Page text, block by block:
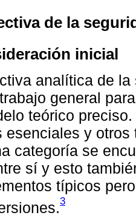
de la
inicial
analítica de
general
teórico
esenciales y
categoría se
sí y esto
típicos
3